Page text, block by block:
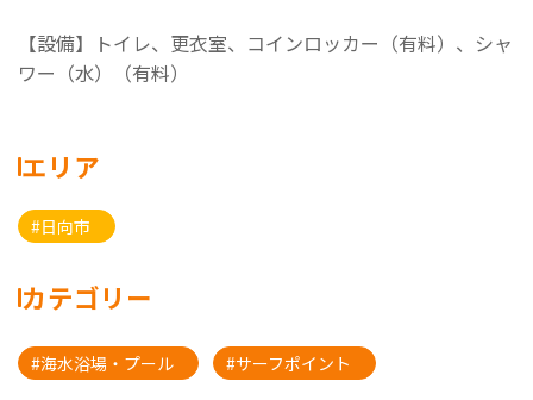
【設備】トイレ、更衣室、コインロッカー（有料）、シャ
ワー（水）（有料）
エリア
#日向市
カテゴリー
#海水浴場・プール #サーフポイント